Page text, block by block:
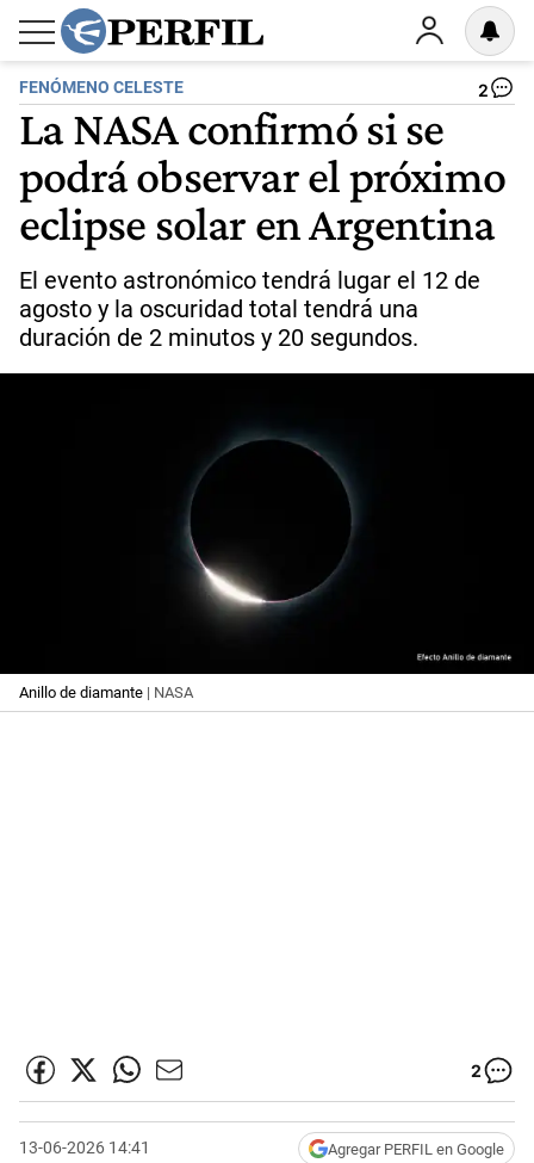
FENÓMENO CELESTE 2
La NASA confirmó si se
podrá observar el próximo
eclipse solar en Argentina
El evento astronómico tendrá lugar el 12 de
agosto y la oscuridad total tendrá una
duración de 2 minutos y 20 segundos.
Anillo de diamante | NASA
2
13-06-2026 14:41 Agregar PERFIL en Google